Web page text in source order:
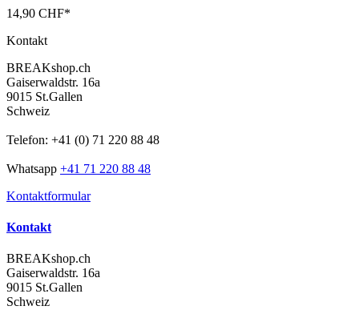
14,90 CHF*
Kontakt
BREAKshop.ch
Gaiserwaldstr. 16a
9015 St.Gallen
Schweiz
Telefon: +41 (0) 71 220 88 48
Whatsapp +41 71 220 88 48
Kontaktformular
Kontakt
BREAKshop.ch
Gaiserwaldstr. 16a
9015 St.Gallen
Schweiz